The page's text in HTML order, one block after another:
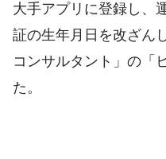
大手アプリに登録し、
証の生年月日を改ざん
コンサルタント」の「
た。